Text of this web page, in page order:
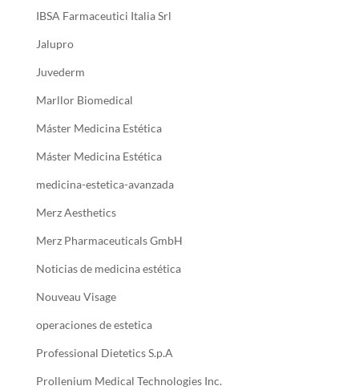
IBSA Farmaceutici Italia Srl
Jalupro
Juvederm
Marllor Biomedical
Máster Medicina Estética
Máster Medicina Estética
medicina-estetica-avanzada
Merz Aesthetics
Merz Pharmaceuticals GmbH
Noticias de medicina estética
Nouveau Visage
operaciones de estetica
Professional Dietetics S.p.A
Prollenium Medical Technologies Inc.